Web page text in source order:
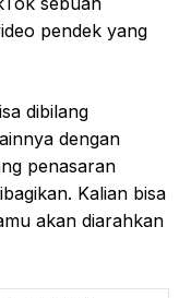
pendek yang
dibilang
dengan
penasaran
Kalian bisa
akan diarahkan